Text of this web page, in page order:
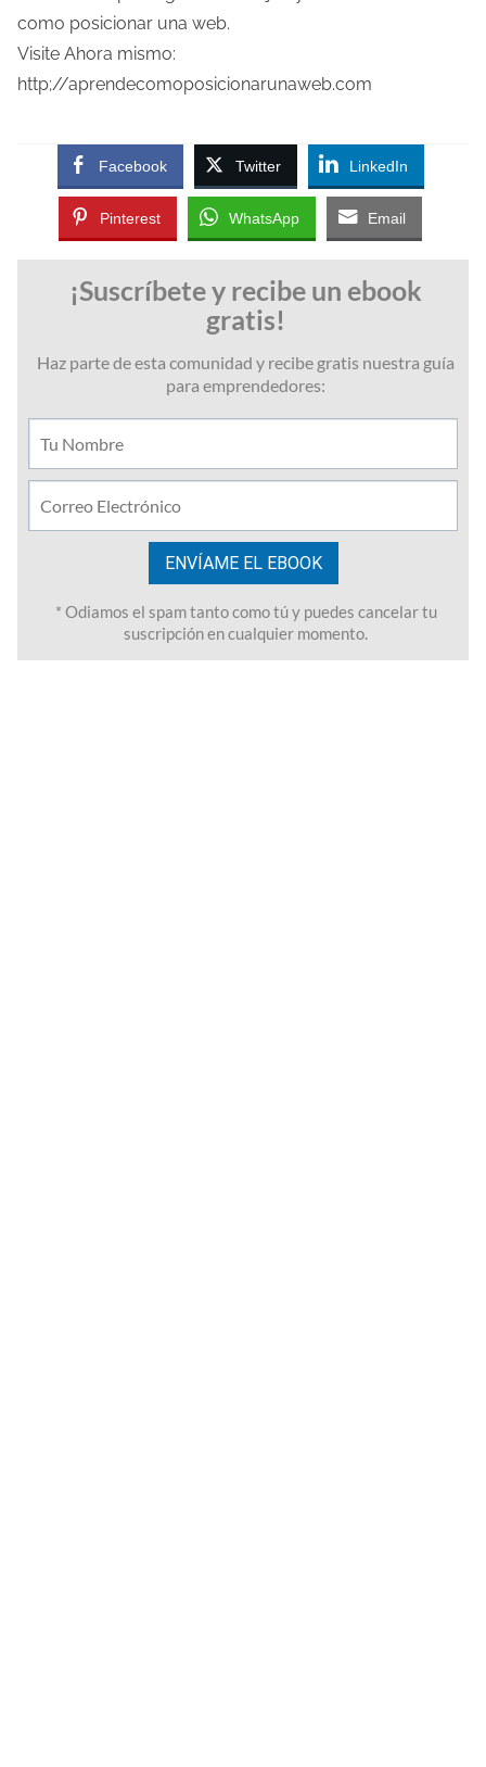
como posicionar una web.
Visite Ahora mismo:
http;//aprendecomoposicionarunaweb.com
Facebook Twitter LinkedIn
Pinterest WhatsApp Email